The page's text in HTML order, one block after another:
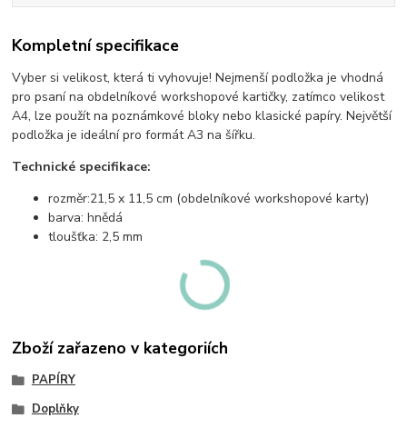
Kompletní specifikace
Vyber si velikost, která ti vyhovuje! Nejmenší podložka je vhodná
pro psaní na obdelníkové workshopové kartičky, zatímco velikost
A4, lze použít na poznámkové bloky nebo klasické papíry. Největší
podložka je ideální pro formát A3 na šířku.
Technické specifikace:
rozměr:21,5 x 11,5 cm (obdelníkové workshopové karty)
barva: hnědá
tloušťka: 2,5 mm
Zboží zařazeno v kategoriích
PAPÍRY
Doplňky